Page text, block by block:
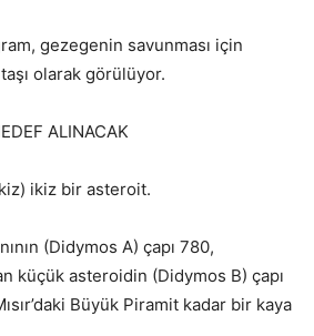
gezegenin savunması için
olarak görülüyor.
ALINACAK
ikiz bir asteroit.
(Didymos A) çapı 780,
küçük asteroidin (Didymos B) çapı
Büyük Piramit kadar bir kaya